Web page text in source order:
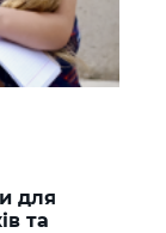
для
та